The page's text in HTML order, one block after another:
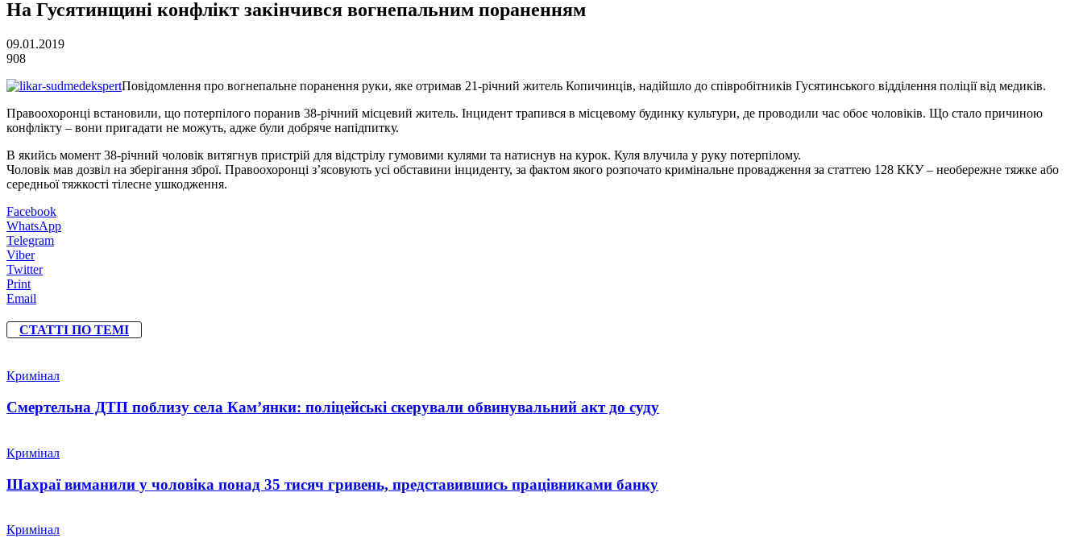
На Гусятинщині конфлікт закінчився вогнепальним пораненням
09.01.2019
908
Повідомлення про вогнепальне поранення руки, яке отримав 21-річний житель Копичинців, надійшло до співробітників Гусятинського відділення поліції від медиків.
Правоохоронці встановили, що потерпілого поранив 38-річний місцевий житель. Інцидент трапився в місцевому будинку культури, де проводили час обоє чоловіків. Що стало причиною
конфлікту – вони пригадати не можуть, адже були добряче напідпитку.
В якийсь момент 38-річний чоловік витягнув пристрій для відстрілу гумовими кулями та натиснув на курок. Куля влучила у руку потерпілому.
Чоловік мав дозвіл на зберігання зброї. Правоохоронці з’ясовують усі обставини інциденту, за фактом якого розпочато кримінальне провадження за статтею 128 ККУ – необережне тяжке або
середньої тяжкості тілесне ушкодження.
Facebook
WhatsApp
Telegram
Viber
Twitter
Print
Email
СТАТТІ ПО ТЕМІ
Кримінал
Смертельна ДТП поблизу села Кам’янки: поліцейські скерували обвинувальний акт до суду
Кримінал
Шахраї виманили у чоловіка понад 35 тисяч гривень, представившись працівниками банку
Кримінал